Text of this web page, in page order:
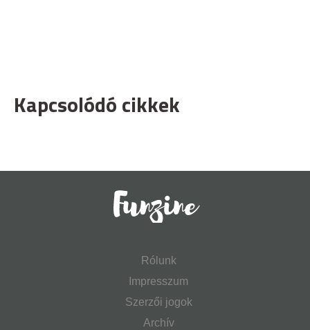
Kapcsolódó cikkek
Rólunk
Impresszum
Szerzői jogok
Archív